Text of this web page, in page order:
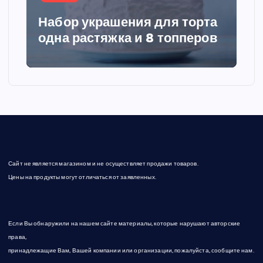
и
я
з
п
с
й
Набор украшения для торта
одна растяжка и 8 топперов
Сайт не является магазином и не осуществляет продажи товаров.
Цены на продукты могут отличаться от заявленных.
Если Вы обнаружили на нашем сайте материалы, которые нарушают авторские
права,
принадлежащие Вам, Вашей компании или организации, пожалуйста, сообщите нам.